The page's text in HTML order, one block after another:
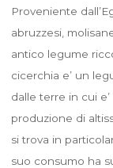
Proveniente
abruzzesi,
antico legume
cicerchia e’ un
dalle terre in cui
produzione di
si trova in
suo consumo ha